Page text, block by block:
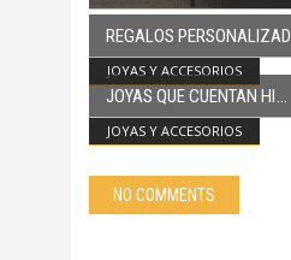
JOYAS Y ACCESORIOS
REGALOS PERSONALIZAD
JOYAS Y ACCESORIOS
JOYAS QUE CUENTAN HI
NO COMMENTS